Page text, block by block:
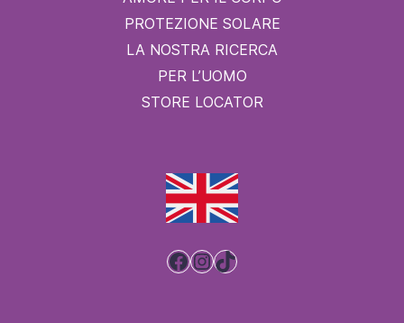
PROTEZIONE SOLARE
LA NOSTRA RICERCA
PER L’UOMO
STORE LOCATOR
Facebook
Instagram
TikTok